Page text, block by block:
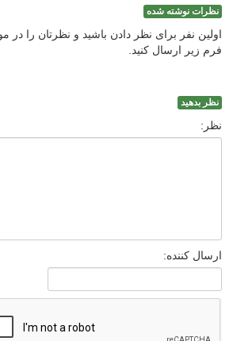
نظرات نوشته شده
اولین نفر برای نظر دادن باشید و نظرتان را
فرم زیر ارسال کنید.
نظر بدهید
نظر:
ارسال کننده: